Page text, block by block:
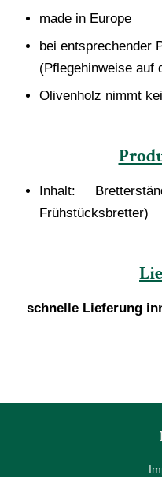
made in Europe
bei entsprechender
(Pflegehinweise auf
Olivenholz nimmt
Inhalt:
Frühstücksbretter)
schnelle Lieferung